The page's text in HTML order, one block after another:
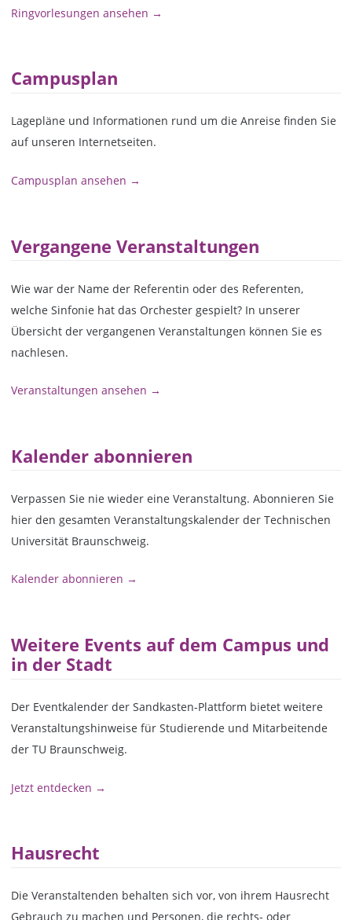
Ringvorlesungen ansehen →
Campusplan
Lagepläne und Informationen rund um die Anreise finden Sie
auf unseren Internetseiten.
Campusplan ansehen →
Vergangene Veranstaltungen
Wie war der Name der Referentin oder des Referenten,
welche Sinfonie hat das Orchester gespielt? In unserer
Übersicht der vergangenen Veranstaltungen können Sie es
nachlesen.
Veranstaltungen ansehen →
Kalender abonnieren
Verpassen Sie nie wieder eine Veranstaltung. Abonnieren Sie
hier den gesamten Veranstaltungskalender der Technischen
Universität Braunschweig.
Kalender abonnieren →
Weitere Events auf dem Campus und
in der Stadt
Der Eventkalender der Sandkasten-Plattform bietet weitere
Veranstaltungshinweise für Studierende und Mitarbeitende
der TU Braunschweig.
Jetzt entdecken →
Hausrecht
Die Veranstaltenden behalten sich vor, von ihrem Hausrecht
Gebrauch zu machen und Personen, die rechts- oder